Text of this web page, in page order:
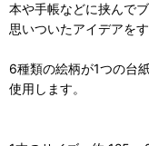
本や手帳などに挟んで
思いついたアイデアを
6種類の絵柄が1つの台
使用します。